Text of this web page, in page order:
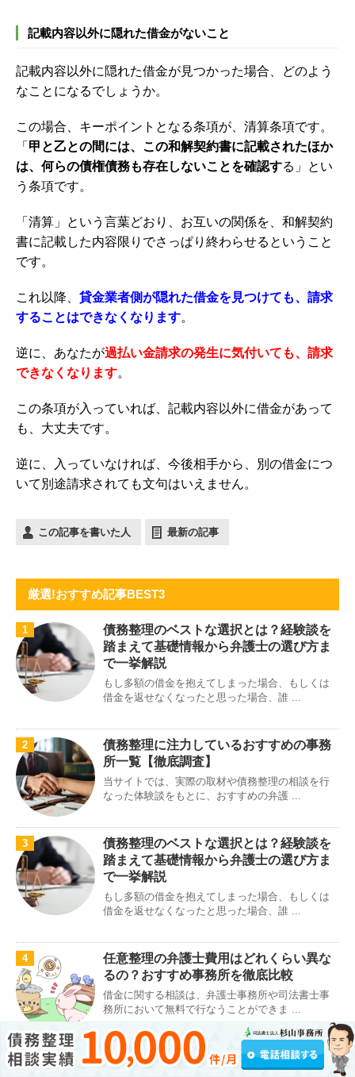
記載内容以外に隠れた借金がないこと
記載内容以外に隠れた借金が見つかった場合、どのよう
なことになるでしょうか。
この場合、キーポイントとなる条項が、清算条項です。
「 甲と乙との間には、この和解契約書に記載されたほか
は、何らの債権債務も存在しないことを確認する」とい
う条項です。
「清算」という言葉どおり、お互いの関係を、和解契約
書に記載した内容限りでさっぱり終わらせるということ
です。
これ以降、 貸金業者側が隠れた借金を見つけても、請求
することはできなくなります。
逆に、あなたが過払い金請求の発生に気付いても、請求
できなくなります。
この条項が入っていれば、記載内容以外に借金があって
も、大丈夫です。
逆に、入っていなければ、今後相手から、別の借金につ
いて別途請求されても文句はいえません。
この記事を書いた人 最新の記事
厳選!おすすめ記事BEST3
1
債務整理のベストな選択とは？経験談を
踏まえて基礎情報から弁護士の選び方ま
で一挙解説
もし多額の借金を抱えてしまった場合、もしくは
借金を返せなくなったと思った場合、誰 ...
2
債務整理に注力しているおすすめの事務
所一覧【徹底調査】
当サイトでは、実際の取材や債務整理の相談を行
なった体験談をもとに、おすすめの弁護 ...
3
債務整理のベストな選択とは？経験談を
踏まえて基礎情報から弁護士の選び方ま
で一挙解説
もし多額の借金を抱えてしまった場合、もしくは
借金を返せなくなったと思った場合、誰 ...
4
任意整理の弁護士費用はどれくらい異な
るの？おすすめ事務所を徹底比較
借金に関する相談は、弁護士事務所や司法書士事
務所において無料で行なうことができま ...
5
債務整理のベストな選択とは？経験談を
踏まえて基礎情報から弁護士の選び方ま